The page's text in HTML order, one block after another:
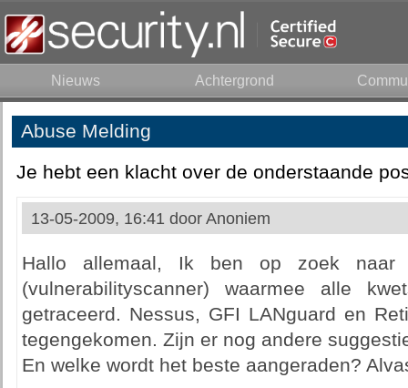
Nieuws Achtergrond
Abuse Melding
Je hebt een klacht over de onderstaande
13-05-2009, 16:41 door Anoniem
Hallo allemaal, Ik ben op zoek naar
(vulnerabilityscanner) waarmee alle
getraceerd. Nessus, GFI LANguard en
tegengekomen. Zijn er nog andere
En welke wordt het beste aangeraden?